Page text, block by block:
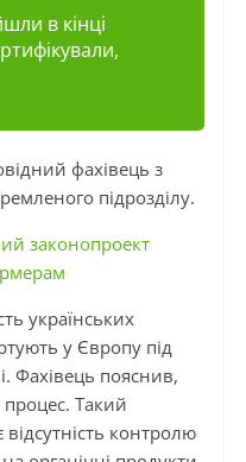
в кінці
фахівець з
підрозділу.
законопроект
українських
у Європу під
Фахівець пояснив,
Такий
контролю